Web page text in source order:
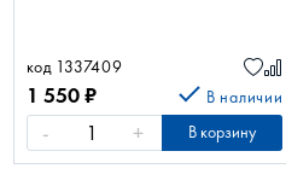
код 1337409
1 550₽ В наличии
- + В корзину